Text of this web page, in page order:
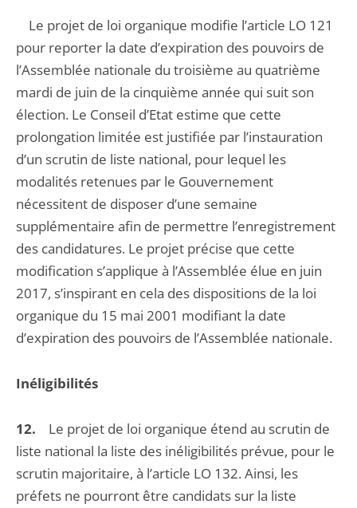
Le projet de loi organique modifie l’article LO 121
pour reporter la date d’expiration des pouvoirs de
l’Assemblée nationale du troisième au quatrième
mardi de juin de la cinquième année qui suit son
élection. Le Conseil d’Etat estime que cette
prolongation limitée est justifiée par l’instauration
d’un scrutin de liste national, pour lequel les
modalités retenues par le Gouvernement
nécessitent de disposer d’une semaine
supplémentaire afin de permettre l’enregistrement
des candidatures. Le projet précise que cette
modification s’applique à l’Assemblée élue en juin
2017, s’inspirant en cela des dispositions de la loi
organique du 15 mai 2001 modifiant la date
d’expiration des pouvoirs de l’Assemblée nationale.
Inéligibilités
12. Le projet de loi organique étend au scrutin de
liste national la liste des inéligibilités prévue, pour le
scrutin majoritaire, à l’article LO 132. Ainsi, les
préfets ne pourront être candidats sur la liste